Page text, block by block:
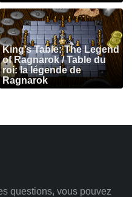
King’s Table: The Legend
of Ragnarok / Table du
roi: la légende de
Ragnarok
questions, vous pouvez